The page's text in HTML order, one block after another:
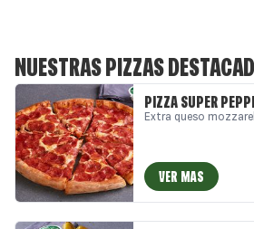
NUESTRAS PIZZAS
PIZZA SUPER
Extra queso
VER MAS